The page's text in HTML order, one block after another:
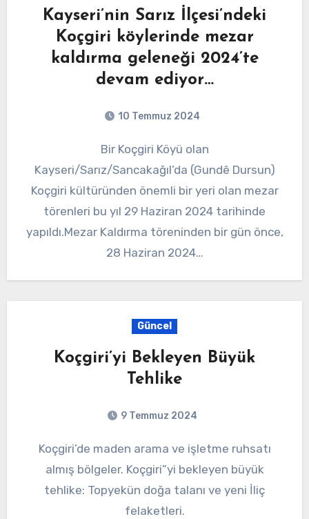
Kayseri’nin Sarız İlçesi’ndeki
Koçgiri köylerinde mezar
kaldırma geleneği 2024’te
devam ediyor…
10 Temmuz 2024
Bir Koçgiri Köyü olan
Kayseri/Sarız/Sancakağıl’da (Gundê Dursun)
Koçgiri kültüründen önemli bir yeri olan mezar
törenleri bu yıl 29 Haziran 2024 tarihinde
yapıldı.Mezar Kaldırma töreninden bir gün önce,
28 Haziran 2024…
Güncel
Koçgiri’yi Bekleyen Büyük
Tehlike
9 Temmuz 2024
Koçgiri’de maden arama ve işletme ruhsatı
almış bölgeler. Koçgiri”yi bekleyen büyük
tehlike: Topyekün doğa talanı ve yeni İliç
felaketleri.